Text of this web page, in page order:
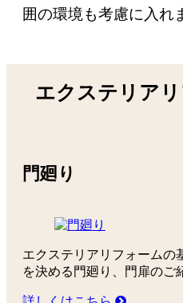
囲の環境も考慮に入れ
エクステリア
門廻り
エクステリアリフォームの
を決める門廻り、門扉のご